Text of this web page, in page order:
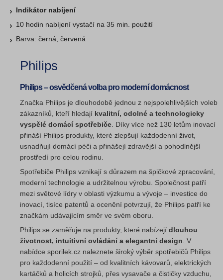
Indikátor nabíjení
10 hodin nabíjení vystačí na 35 min. použití
Barva: černá, červená
Philips
Philips – osvědčená volba pro moderní domácnost
Značka Philips je dlouhodobě jednou z nejspolehlivějších voleb
zákazníků, kteří hledají kvalitní, odolné a technologicky
vyspělé domácí spotřebiče . Díky více než 130 letům inovací
přináší Philips produkty, které zlepšují každodenní život,
usnadňují domácí péči a přinášejí zdravější a pohodlnější
prostředí pro celou rodinu.
Spotřebiče Philips vznikají s důrazem na špičkové zpracování,
moderní technologie a udržitelnou výrobu. Společnost patří
mezi světové lídry v oblasti výzkumu a vývoje – investice do
inovací, tisíce patentů a ocenění potvrzují, že Philips patří ke
značkám udávajícím směr ve svém oboru.
Philips se zaměřuje na produkty, které nabízejí dlouhou
životnost, intuitivní ovládání a elegantní design . V
nabídce sporilek.cz naleznete široký výběr spotřebičů Philips
pro každodenní použití – od kvalitních kávovarů, elektrických
kartáčků a holicích strojků, přes vysavače a čističky vzduchu,